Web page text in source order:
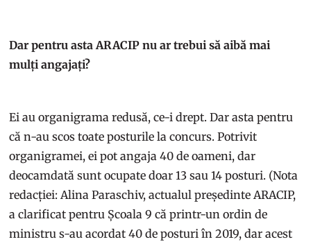
Dar pentru asta ARACIP nu ar trebui să aibă mai
mulți angajați?
Ei au organigrama redusă, ce-i drept. Dar asta pentru
că n-au scos toate posturile la concurs. Potrivit
organigramei, ei pot angaja 40 de oameni, dar
deocamdată sunt ocupate doar 13 sau 14 posturi. (Nota
redacției: Alina Paraschiv, actualul președinte ARACIP,
a clarificat pentru Școala 9 că printr-un ordin de
ministru s-au acordat 40 de posturi în 2019, dar acest